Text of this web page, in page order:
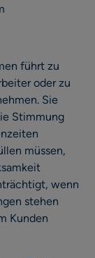
führt zu
oder zu
Sie
Stimmung
müssen,
wenn
stehen
Kunden